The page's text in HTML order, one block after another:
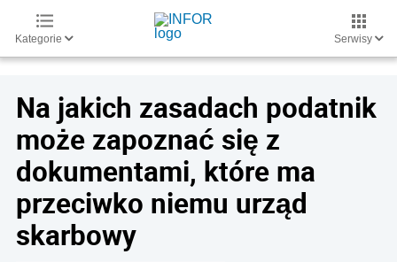
Kategorie Serwisy
Na jakich zasadach podatnik
może zapoznać się z
dokumentami, które ma
przeciwko niemu urząd
skarbowy